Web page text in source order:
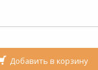
Добавить в корзину